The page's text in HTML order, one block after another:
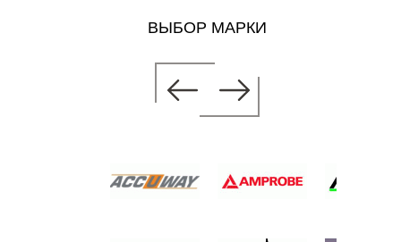
ВЫБОР МАРКИ